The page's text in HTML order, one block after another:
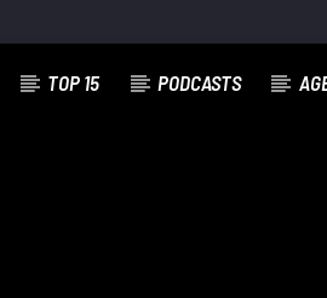
TOP 15 PODCASTS